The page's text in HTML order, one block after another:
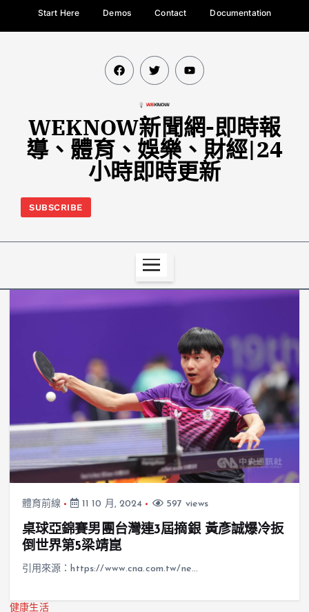
Start Here Demos Contact Documentation
WEKNOW新聞網-即時報
導、體育、娛樂、財經|24
小時即時更新
SUBSCRIBE
體育前線 11 10 月, 2024 597 views
桌球亞錦賽男團台灣連3屆摘銀 黃彥誠爆冷扳
倒世界第5梁靖崑
引用來源：https://www.cna.com.tw/ne…
健康生活